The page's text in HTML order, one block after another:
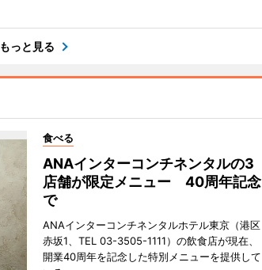
もっと見る
食べる
ANAインターコンチネンタルの3
店舗が限定メニュー 40周年記念
で
ANAインターコンチネンタルホテル東京（港区
赤坂1、TEL 03-3505-1111）の飲食店が現在、
開業40周年を記念した特別メニューを提供して